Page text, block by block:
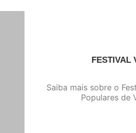
FESTIVAL
Saiba mais sobre o
Populares de